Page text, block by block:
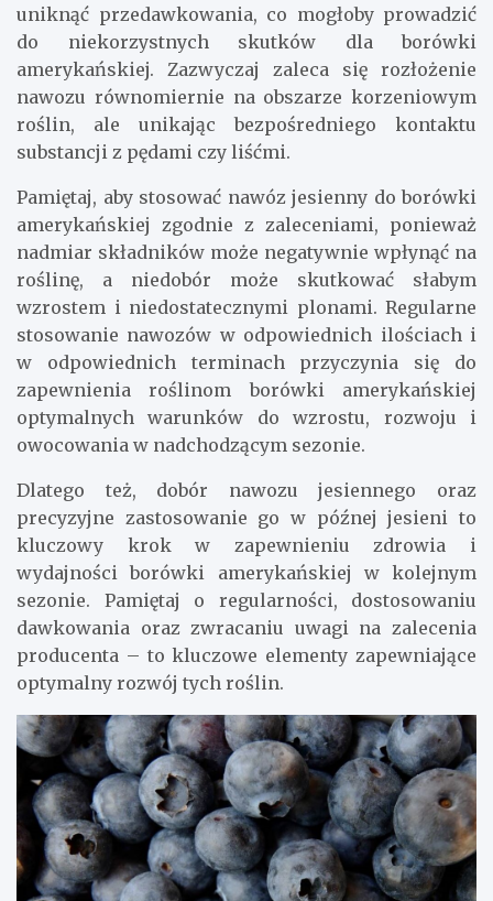
uniknąć przedawkowania, co mogłoby prowadzić
do niekorzystnych skutków dla borówki
amerykańskiej. Zazwyczaj zaleca się rozłożenie
nawozu równomiernie na obszarze korzeniowym
roślin, ale unikając bezpośredniego kontaktu
substancji z pędami czy liśćmi.
Pamiętaj, aby stosować nawóz jesienny do borówki
amerykańskiej zgodnie z zaleceniami, ponieważ
nadmiar składników może negatywnie wpłynąć na
roślinę, a niedobór może skutkować słabym
wzrostem i niedostatecznymi plonami. Regularne
stosowanie nawozów w odpowiednich ilościach i
w odpowiednich terminach przyczynia się do
zapewnienia roślinom borówki amerykańskiej
optymalnych warunków do wzrostu, rozwoju i
owocowania w nadchodzącym sezonie.
Dlatego też, dobór nawozu jesiennego oraz
precyzyjne zastosowanie go w późnej jesieni to
kluczowy krok w zapewnieniu zdrowia i
wydajności borówki amerykańskiej w kolejnym
sezonie. Pamiętaj o regularności, dostosowaniu
dawkowania oraz zwracaniu uwagi na zalecenia
producenta – to kluczowe elementy zapewniające
optymalny rozwój tych roślin.